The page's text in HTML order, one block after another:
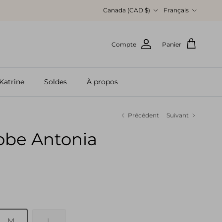
Canada (CAD $) Français
Compte Panier
Soldes À propos
Précédent Suivant
Antonia